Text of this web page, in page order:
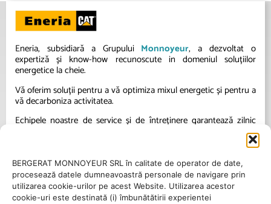
BERGERAT MONNOYEUR SRL în calitate de operator de date,
procesează datele dumneavoastră personale de navigare prin
utilizarea cookie-urilor pe acest Website. Utilizarea acestor
cookie-uri este destinată (i) îmbunătătirii experientei
Eneria, subsidiară a Grupului Monnoyeur, a dezvoltat o
expertiză și know-how recunoscute in domeniul soluțiilor
energetice la cheie.
Vă oferim soluții pentru a vă optimiza mixul energetic și pentru a
vă decarboniza activitatea.
Echipele noastre de service și de întreținere garantează zilnic